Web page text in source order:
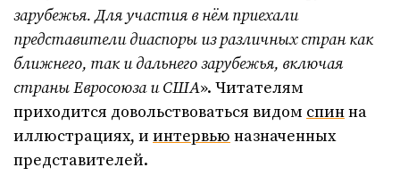
зарубежья. Для участия в нём приехали
представители диаспоры из различных стран как
ближнего, так и дальнего зарубежья, включая
страны Евросоюза и США». Читателям
приходится довольствоваться видом спинна
иллюстрациях, и интервью назначенных
представителей.